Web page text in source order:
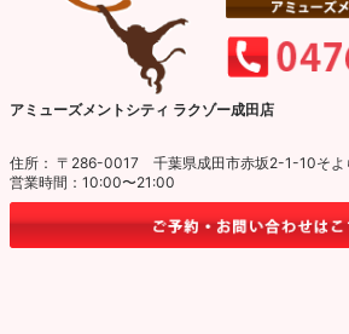
アミューズメントシティ ラクゾー成田店
住所： 〒286-0017 千葉県成田市赤坂2-1-10そよ
営業時間：10:00〜21:00